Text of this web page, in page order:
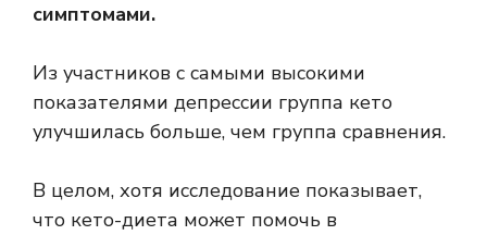
симптомами.
Из участников с самыми высокими
показателями депрессии группа кето
улучшилась больше, чем группа сравнения.
В целом, хотя исследование показывает,
что кето-диета может помочь в